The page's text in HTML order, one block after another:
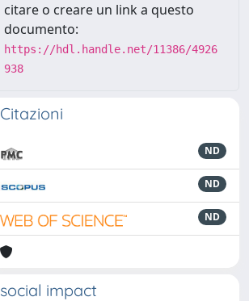
citare o creare un link a questo
documento:
https://hdl.handle.net/11386/4926
938
Citazioni
ND
ND
ND
social impact